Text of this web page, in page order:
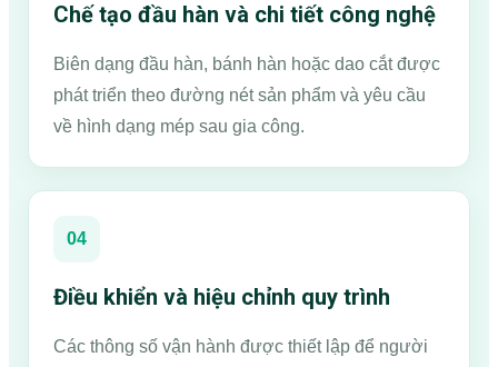
Chế tạo đầu hàn và chi tiết công nghệ
Biên dạng đầu hàn, bánh hàn hoặc dao cắt được
phát triển theo đường nét sản phẩm và yêu cầu
về hình dạng mép sau gia công.
04
Điều khiển và hiệu chỉnh quy trình
Các thông số vận hành được thiết lập để người